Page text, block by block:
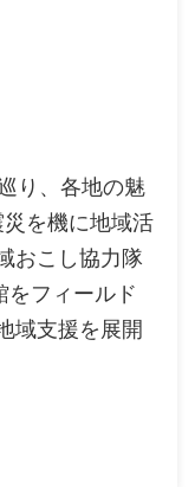
り、各地の魅
を機に地域活
おこし協力隊
をフィールド
域支援を展開